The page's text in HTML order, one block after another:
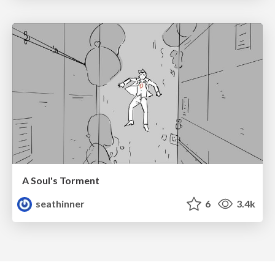
A Soul's Torment
seathinner
6 3.4k